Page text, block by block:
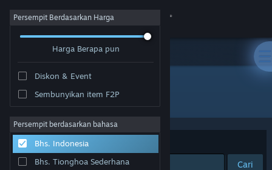
Login
Tentang
Bantuan
Persempit Berdasarkan Harga
Harga Berapa pun
Diskon & Event
Sembunyikan item F2P
Persempit berdasarkan bahasa
Bhs. Indonesia
Bhs. Tionghoa Sederhana
Pengembang: Jenya Kuzmenko
Berdasarkan Relevansi
Cari